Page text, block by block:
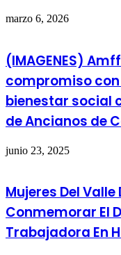
marzo 6, 2026
(IMAGENES)
compromiso
bienestar social
de Ancianos de
junio 23, 2025
Mujeres Del
Conmemorar El
Trabajadora En